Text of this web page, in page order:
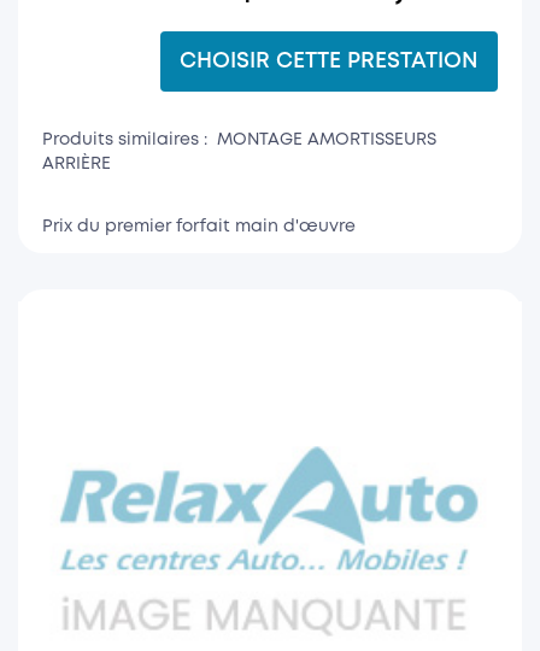
CHOISIR CETTE PRESTATION
Produits similaires : MONTAGE AMORTISSEURS
ARRIÈRE
Prix du premier forfait main d'œuvre